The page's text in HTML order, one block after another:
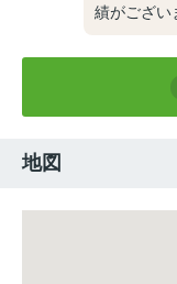
績がござい
地図